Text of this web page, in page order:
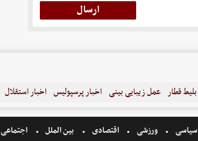
بلیط قطار عمل زیبایی بینی اخبار پرسپولیس اخبار استقلال
سیاسی ورزشی اقتصادی بین الملل اجتماعی